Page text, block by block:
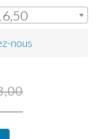
nous